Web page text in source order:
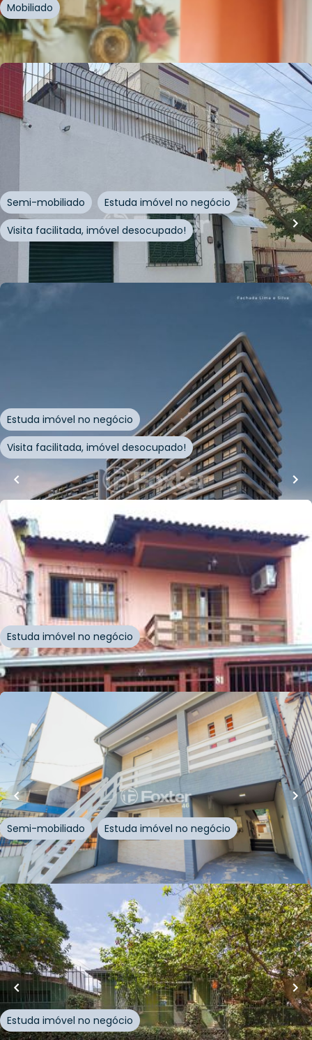
Mobiliado
Cód. 929426
R$950.000,00
R$900.000,00
270 quartos • 3banheiros•1vaga
Porto Alegre
Semi-mobiliado
Estuda imóvel no negócio
Visita facilitada, imóvel desocupado!
Whatsapp
252029
vagas
Apartamento • Trend Downtown Home
Azenha,Porto Alegre
Estuda imóvel no negócio
Visita facilitada, imóvel desocupado!
Whatsapp
Cód. 876003
R$665.000,00
200m²•5quartos•3banheiros •2vagas
Casa
Rua Recife
Azenha,Porto Alegre
Estuda imóvel no negócio
Whatsapp
Cód.162833
R$850.000,00
205m² quartos•4banheiros •2vagas
Casa
Rua Damasco,Azenha,Porto Alegre
Semi-mobiliado Estuda imóvel no negócio
Whatsapp
Cód.264357
R$855.000,00
240m²•3quartos •3banheiros•6vagas
Casa
Rua Afonso Pena,Azenha,Porto Alegre
Estuda imóvel no negócio